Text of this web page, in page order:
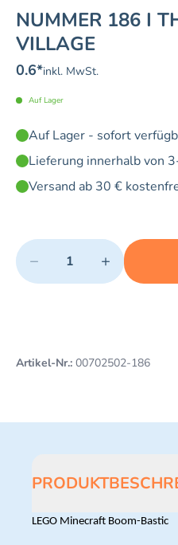
NUMMER 186 I
VILLAGE
0.6*inkl. MwSt.
Auf Lager
Auf Lager - sofort
Lieferung innerhalb von
Versand ab 30 €
Quantity
− +
Minimum quantity: 1
Add 1 item to cart
Artikel-Nr.: 00702502-186
LEGO Minecraft Boom-Bastic